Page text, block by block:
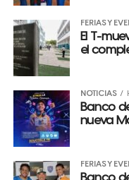
FERIAS Y
El T-
el
NOTICIAS
Banco
nueva
FERIAS Y